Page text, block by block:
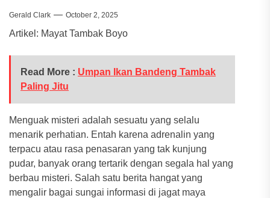
Gerald Clark October 2, 2025
Artikel: Mayat Tambak Boyo
Read More : Umpan Ikan Bandeng Tambak
Paling Jitu
Menguak misteri adalah sesuatu yang selalu
menarik perhatian. Entah karena adrenalin yang
terpacu atau rasa penasaran yang tak kunjung
pudar, banyak orang tertarik dengan segala hal yang
berbau misteri. Salah satu berita hangat yang
mengalir bagai sungai informasi di jagat maya